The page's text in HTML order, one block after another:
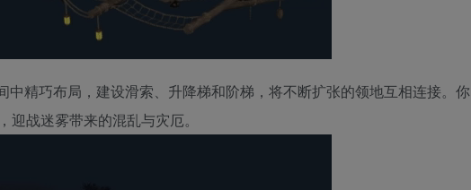
精巧布局，建设滑索、升降梯和阶梯，将不断扩张的领地互相连接。你
战迷雾带来的混乱与灾厄。